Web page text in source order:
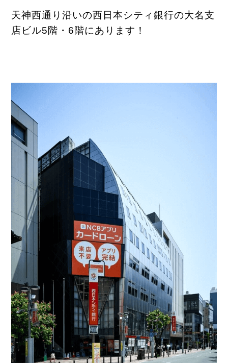
天神西通り沿いの西日本シティ銀行の大名支
店ビル5階・6階にあります！